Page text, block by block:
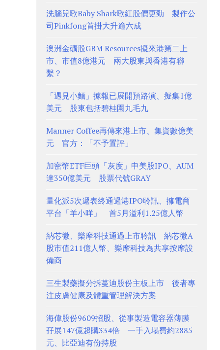
洗腦兒歌Baby Shark歌紅股價更勁 製作公
司Pinkfong首掛大升逾六成
澳洲金礦股GBM Resources擬來港第二上
市、市值8億港元 兩大股東與香港有聯
繫？
「遇見小麵」據報已展開預路演、擬集1億
美元 股東包括碧桂園九毛九
Manner Coffee再傳來港上市、集資數億美
元 官方：「不予置評」
加密幣ETF巨頭「灰度」申美股IPO、AUM
達350億美元 股票代號GRAY
量化派5次遞表終通過港IPO聆訊、擁電商
平台「羊小咩」 首5月溢利1.25億人幣
納芯微、樂摩科技通過上市聆訊 納芯微A
股市值211億人幣、樂摩科技為共享按摩設
備商
三生製藥擬分拆蔓迪股份主板上市 後者專
注皮膚健康及體重管理解決方案
海偉股份9609招股、從事製造電容器薄膜
孖展147億超購334倍 一手入場費約2885
元、比亞迪有份持股